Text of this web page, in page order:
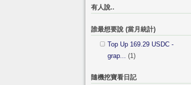
有人說..
誰最想要說 (當月統計)
Top Up 169.29 USDC -
grap... (1)
隨機挖寶看日記